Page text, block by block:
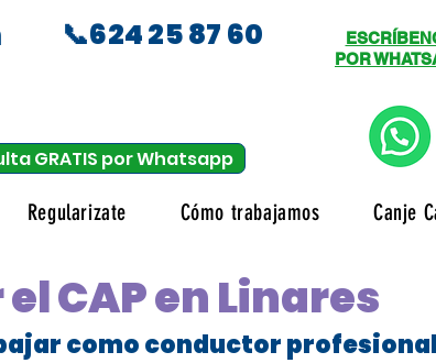
📞624 25 87 60
GRATIS por Whatsapp
POR
Regularizate Cómo trabajamos Canje
CAP en Linares
como conductor